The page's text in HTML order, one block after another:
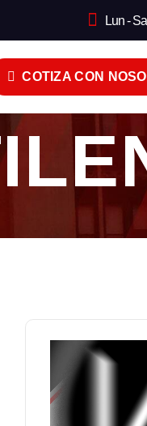
Lun -
COTIZA CON